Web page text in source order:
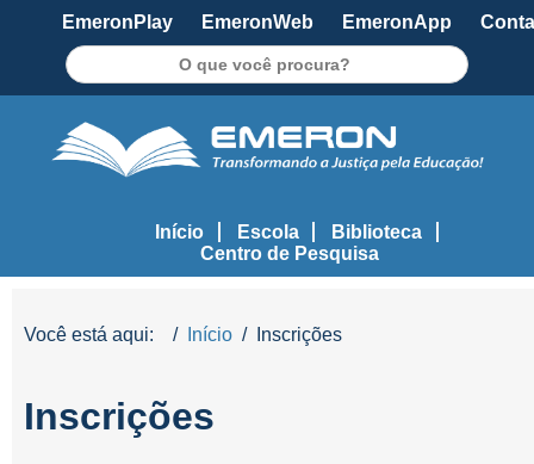
EmeronPlay EmeronWeb EmeronApp
Início Escola
Biblioteca
Centro de Pesquisa
Você está aqui: Início Inscrições
Inscrições